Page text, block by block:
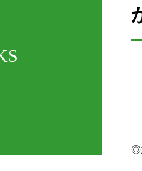
◎